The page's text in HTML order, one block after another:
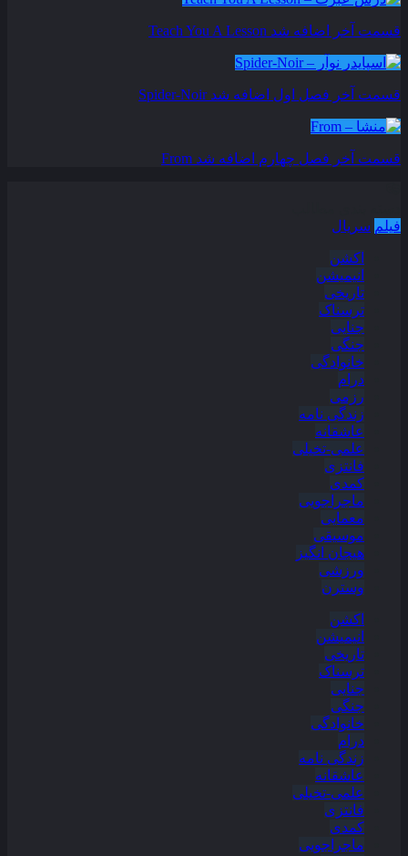
قسمت آخر اضافه شد Teach You A Lesson
قسمت آخر فصل اول اضافه شد Spider-Noir
قسمت آخر فصل چهارم اضافه شد From
فیلم سریال
اکشن
انیمیشن
تاریخی
ترسناک
جنایی
جنگی
خانوادگی
درام
رزمی
زندگی نامه
عاشقانه
علمی-تخیلی
فانتزی
کمدی
ماجراجویی
معمایی
موسیقی
هیجان انگیز
ورزشی
وسترن
اکشن
انیمیشن
تاریخی
ترسناک
جنایی
جنگی
خانوادگی
درام
زندگی نامه
عاشقانه
علمی-تخیلی
فانتزی
کمدی
ماجراجویی